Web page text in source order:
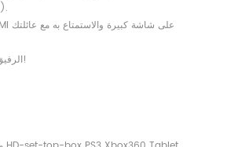
تلفزيون LCD ، أجهزة العرض).
الرفيق المثالي لحياة سهلة وممتعة!